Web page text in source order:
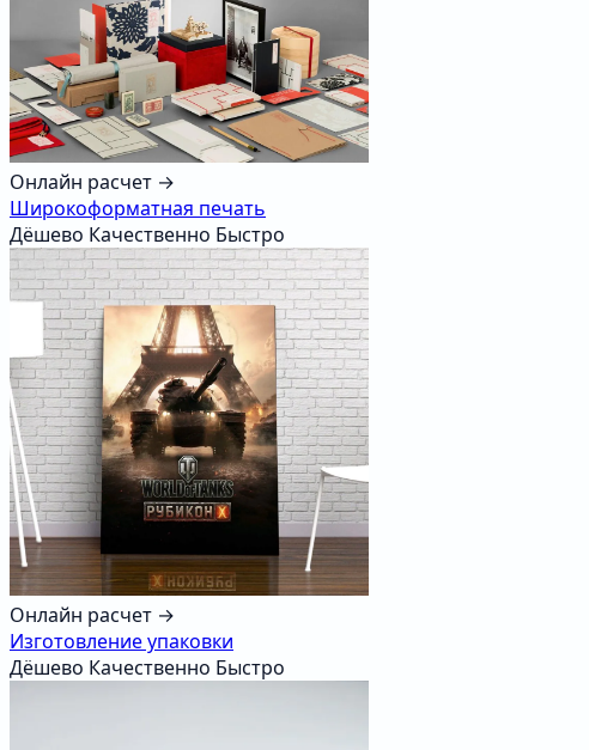
Онлайн расчет →
Широкоформатная печать
Дёшево Качественно Быстро
Онлайн расчет →
Изготовление упаковки
Дёшево Качественно Быстро